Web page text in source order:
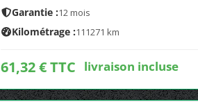
Garantie :12 mois
Kilométrage :111271 km
61,32 € TTC livraison incluse